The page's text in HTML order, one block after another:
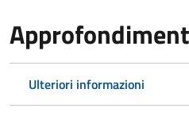
Ulteriori informazioni